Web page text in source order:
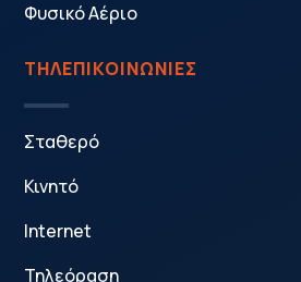
Φυσικό Αέριο
ΤΗΛΕΠΙΚΟΙΝΩΝΙΕΣ
Σταθερό
Κινητό
Internet
Τηλεόραση